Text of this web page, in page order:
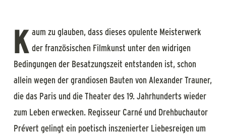
K aum zu glauben, dass dieses opulente Meisterwerk
der französischen Filmkunst unter den widrigen
Bedingungen der Besatzungszeit entstanden ist, schon
allein wegen der grandiosen Bauten von Alexander Trauner,
die das Paris und die Theater des 19. Jahrhunderts wieder
zum Leben erwecken. Regisseur Carné und Drehbuchautor
Prévert gelingt ein poetisch inszenierter Liebesreigen um